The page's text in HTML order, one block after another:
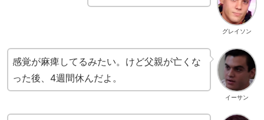
グレイソン
イーサン
感覚が麻痺してるみたい。けど父親が亡くな
った後、4週間休んだよ。